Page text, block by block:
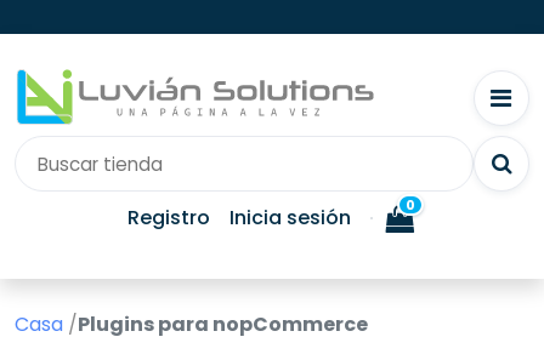
Registro Inicia sesión 0
Casa /Plugins para nopCommerce